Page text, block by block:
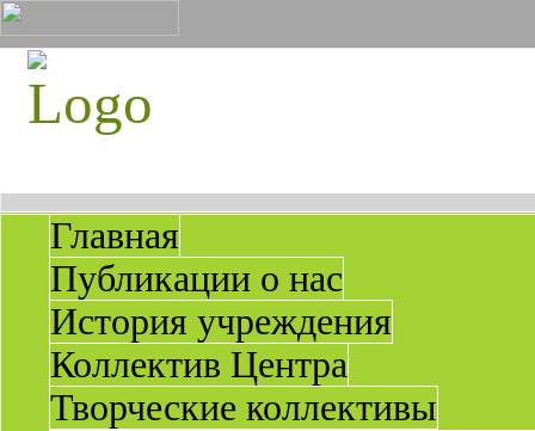
Главная
Публикации о нас
История учреждения
Коллектив Центра
Творческие коллективы